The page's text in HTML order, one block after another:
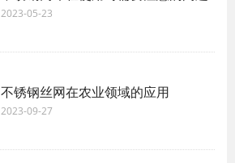
2023-05-23
不锈钢丝网在农业领域的应用
2023-09-27